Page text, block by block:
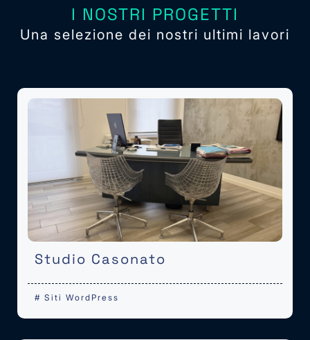
I NOSTRI PROGETTI
Una selezione dei nostri ultimi lavori
Studio Casonato
# Siti WordPress